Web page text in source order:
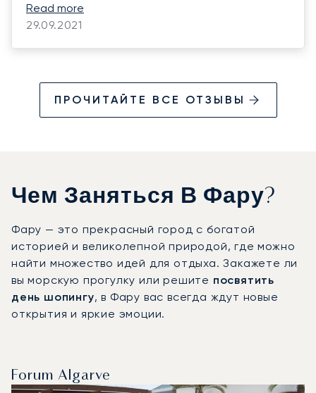
in Faro airport.
Read more
29.09.2021
ПРОЧИТАЙТЕ ВСЕ ОТЗЫВЫ
Чем Заняться В Фару?
Фару — это прекрасный город с богатой
историей и великолепной природой, где можно
найти множество идей для отдыха. Закажете ли
вы морскую прогулку или решите посвятить
день шопингу, в Фару вас всегда ждут новые
открытия и яркие эмоции.
Forum Algarve